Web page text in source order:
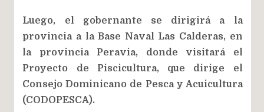
Luego, el gobernante se dirigirá a la
provincia a la Base Naval Las Calderas, en
la provincia Peravia, donde visitará el
Proyecto de Piscicultura, que dirige el
Consejo Dominicano de Pesca y Acuicultura
(CODOPESCA).